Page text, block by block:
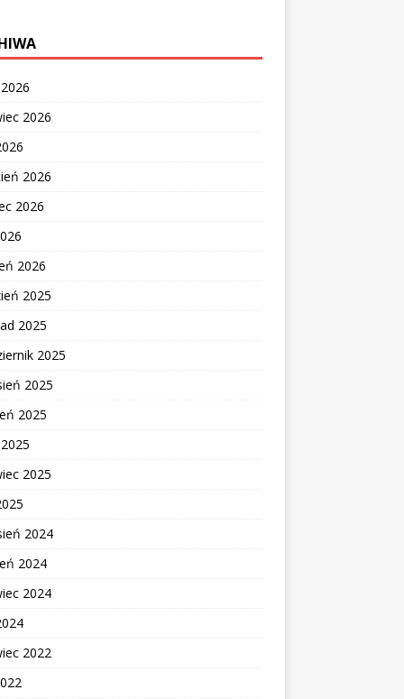
2026
2026
2026
2026
2025
2025
2025
2025
2025
2025
2024
2024
2024
2022